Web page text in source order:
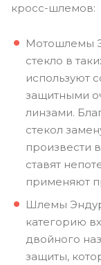
кросс-шлемов:
Мотошлемы
стекло в
используют
защитными
линзами.
стекол
произвести
ставят
применяют
Шлемы
категорию
двойного
защиты,